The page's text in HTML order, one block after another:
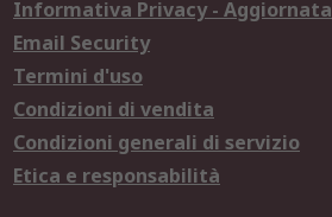
Informativa Privacy - Aggiornata
Email Security
Termini d'uso
Condizioni di vendita
Condizioni generali di servizio
Etica e responsabilità